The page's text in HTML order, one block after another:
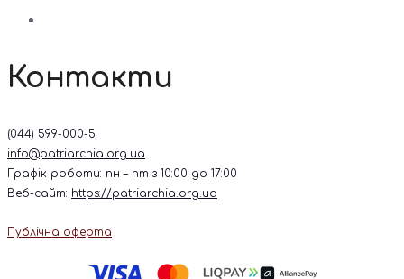
Контакти
(044) 599-000-5
info@patriarchia.org.ua
Графік роботи: пн – пт з 10:00 до 17:00
Веб-сайт: https://patriarchia.org.ua
Публічна оферта